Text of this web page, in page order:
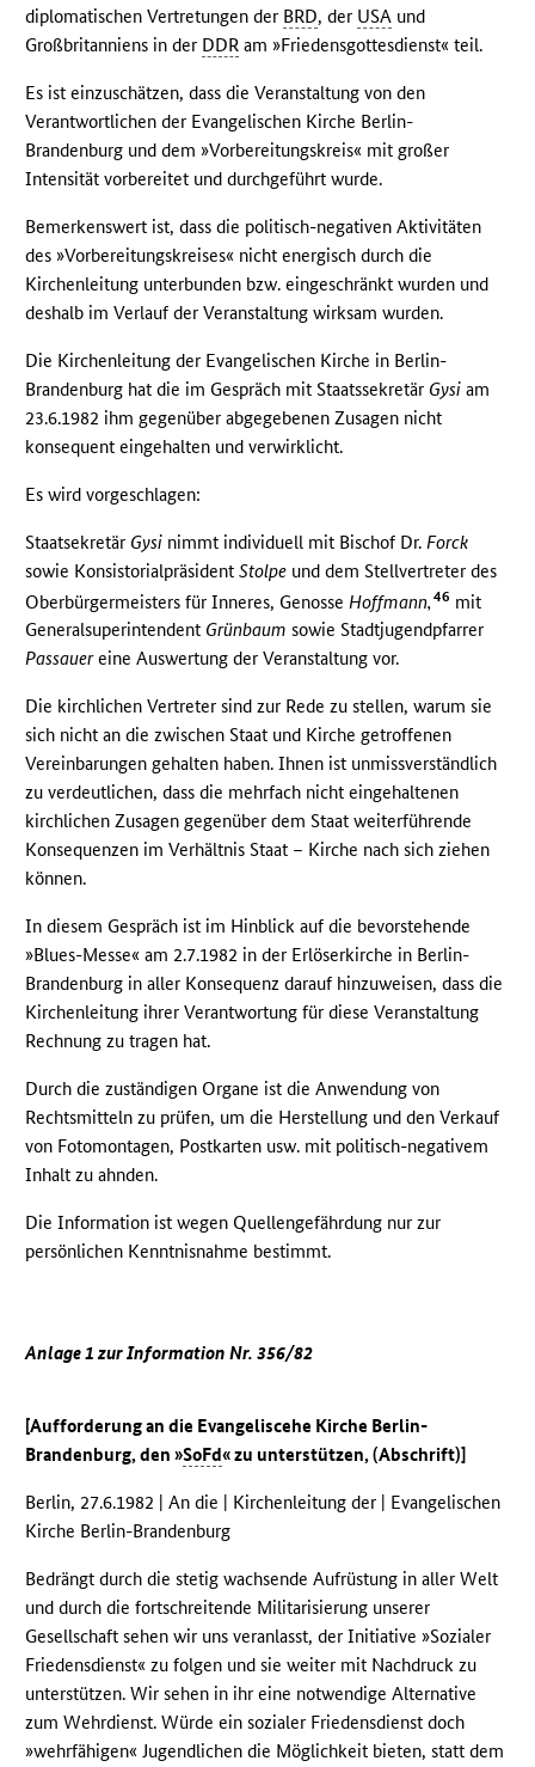
diplomatischen Vertretungen der BRD, der USA und
Großbritanniens in der DDR am »Friedensgottesdienst« teil.
Es ist einzuschätzen, dass die Veranstaltung von den
Verantwortlichen der Evangelischen Kirche Berlin-
Brandenburg und dem »Vorbereitungskreis« mit großer
Intensität vorbereitet und durchgeführt wurde.
Bemerkenswert ist, dass die politisch-negativen Aktivitäten
des »Vorbereitungskreises« nicht energisch durch die
Kirchenleitung unterbunden bzw. eingeschränkt wurden und
deshalb im Verlauf der Veranstaltung wirksam wurden.
Die Kirchenleitung der Evangelischen Kirche in Berlin-
Brandenburg hat die im Gespräch mit Staatssekretär Gysi am
23.6.1982 ihm gegenüber abgegebenen Zusagen nicht
konsequent eingehalten und verwirklicht.
Es wird vorgeschlagen:
Staatsekretär Gysi nimmt individuell mit Bischof Dr. Forck
sowie KonsistorialpräsidentStolpe und dem Stellvertreter des
Oberbürgermeisters für Inneres, Genosse Hoffmann, 46 mit
Generalsuperintendent Grünbaum sowie Stadtjugendpfarrer
Passauereine Auswertung der Veranstaltung vor.
Die kirchlichen Vertreter sind zur Rede zu stellen, warum sie
sich nicht an die zwischen Staat und Kirche getroffenen
Vereinbarungen gehalten haben. Ihnen ist unmissverständlich
zu verdeutlichen, dass die mehrfach nicht eingehaltenen
kirchlichen Zusagen gegenüber dem Staat weiterführende
Konsequenzen im Verhältnis Staat – Kirche nach sich ziehen
können.
In diesem Gespräch ist im Hinblick auf die bevorstehende
»Blues-Messe« am 2.7.1982 in der Erlöserkirche in Berlin-
Brandenburg in aller Konsequenz darauf hinzuweisen, dass die
Kirchenleitung ihrer Verantwortung für diese Veranstaltung
Rechnung zu tragen hat.
Durch die zuständigen Organe ist die Anwendung von
Rechtsmitteln zu prüfen, um die Herstellung und den Verkauf
von Fotomontagen, Postkarten usw. mit politisch-negativem
Inhalt zu ahnden.
Die Information ist wegen Quellengefährdung nur zur
persönlichen Kenntnisnahme bestimmt.
Anlage 1 zur Information Nr. 356/82
[Aufforderung an die Evangeliscehe Kirche Berlin-
Brandenburg, den »SoFd« zu unterstützen, (Abschrift)]
Berlin, 27.6.1982 | An die | Kirchenleitung der | Evangelischen
Kirche Berlin-Brandenburg
Bedrängt durch die stetig wachsende Aufrüstung in aller Welt
und durch die fortschreitende Militarisierung unserer
Gesellschaft sehen wir uns veranlasst, der Initiative »Sozialer
Friedensdienst« zu folgen und sie weiter mit Nachdruck zu
unterstützen. Wir sehen in ihr eine notwendige Alternative
zum Wehrdienst. Würde ein sozialer Friedensdienst doch
»wehrfähigen« Jugendlichen die Möglichkeit bieten, statt dem